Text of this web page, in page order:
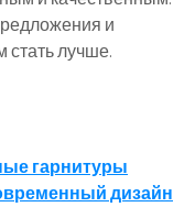
и
стать лучше.
гарнитуры
дизайн